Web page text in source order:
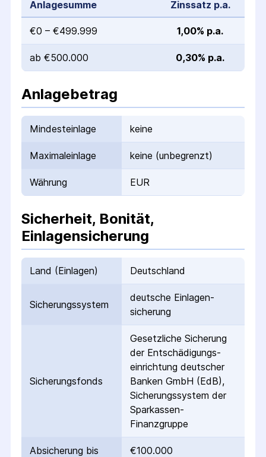
Anlagesumme Zinssatz p.a.
€0 – €499.999 1,00% p.a.
ab €500.000 0,30% p.a.
Anlagebetrag
Mindesteinlage keine
Maximaleinlage keine (unbegrenzt)
Währung EUR
Sicherheit, Bonität,
Einlagensicherung
Land (Einlagen) Deutschland
Sicherungs­system
deutsche Einlagen­
sicherung
Sicherungs­fonds
Gesetzliche Sicherung
der Entschädigungs­
einrichtung deutscher
Banken GmbH (EdB),
Sicherungssystem der
Sparkassen-
Finanzgruppe
Absicherung bis €100.000